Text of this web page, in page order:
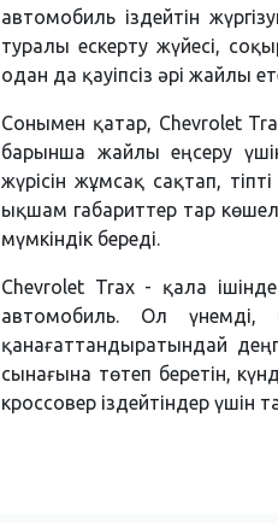
автомобиль іздейтін
туралы ескерту жүйесі,
одан да қауіпсіз әрі жайлы
Сонымен қатар, Chevrolet
барынша жайлы еңсеру
жүрісін жұмсақ сақтап,
ықшам габариттер тар
мүмкіндік береді.
Chevrolet Trax - қала
автомобиль. Ол үнемді,
қанағаттандыратындай
сынағына төтеп беретін,
кроссовер іздейтіндер үшін